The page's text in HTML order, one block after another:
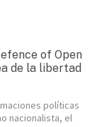
of Open
de la libertad
políticas
nacionalista, el